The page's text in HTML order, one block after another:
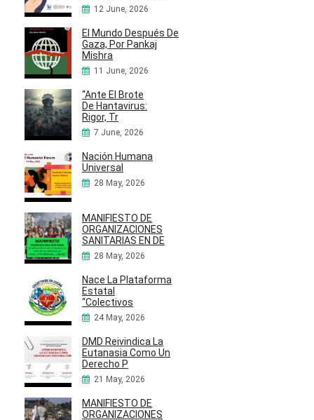
12 June, 2026
El Mundo Después De
Gaza, Por Pankaj
Mishra
11 June, 2026
“Ante El Brote
De Hantavirus:
Rigor, Tr
7 June, 2026
Nación Humana
Universal
28 May, 2026
MANIFIESTO DE
ORGANIZACIONES
SANITARIAS EN DE
28 May, 2026
Nace La Plataforma
Estatal
“Colectivos
24 May, 2026
DMD Reivindica La
Eutanasia Como Un
Derecho P
21 May, 2026
MANIFIESTO DE
ORGANIZACIONES